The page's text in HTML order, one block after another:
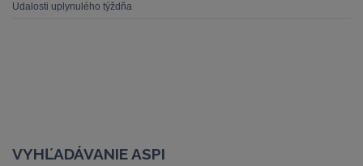
Udalosti uplynulého týždňa
VYHĽADÁVANIE ASPI